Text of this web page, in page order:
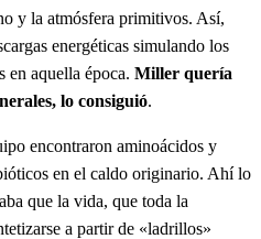
y la atmósfera primitivos. Así,
energéticas simulando los
en aquella época. Miller quería
lo consiguió.
encontraron aminoácidos y
en el caldo originario. Ahí lo
que la vida, que toda la
a partir de «ladrillos»